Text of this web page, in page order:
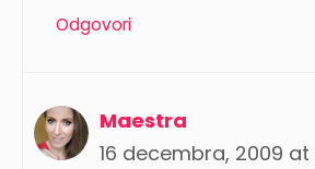
Odgovori
Maestra
16 decembra, 2009 at